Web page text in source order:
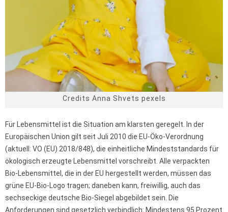
Credits Anna Shvets pexels
Für Lebensmittel ist die Situation am klarsten geregelt. In der
Europäischen Union gilt seit Juli 2010 die EU-Öko-Verordnung
(aktuell: VO (EU) 2018/848), die einheitliche Mindeststandards für
ökologisch erzeugte Lebensmittel vorschreibt. Alle verpackten
Bio-Lebensmittel, die in der EU hergestellt werden, müssen das
grüne EU-Bio-Logo tragen; daneben kann, freiwillig, auch das
sechseckige deutsche Bio-Siegel abgebildet sein. Die
Anforderungen sind gesetzlich verbindlich: Mindestens 95 Prozent